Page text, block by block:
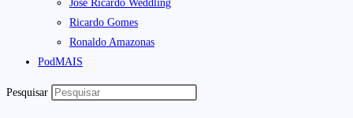
José Ricardo Weddling
Ricardo Gomes
Ronaldo Amazonas
PodMAIS
Pesquisar